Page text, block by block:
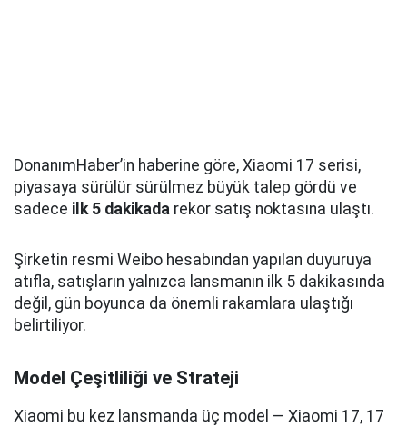
DonanımHaber’in haberine göre, Xiaomi 17 serisi,
piyasaya sürülür sürülmez büyük talep gördü ve
sadece ilk 5 dakikada rekor satış noktasına ulaştı.
Şirketin resmi Weibo hesabından yapılan duyuruya
atıfla, satışların yalnızca lansmanın ilk 5 dakikasında
değil, gün boyunca da önemli rakamlara ulaştığı
belirtiliyor.
Model Çeşitliliği ve Strateji
Xiaomi bu kez lansmanda üç model — Xiaomi 17, 17